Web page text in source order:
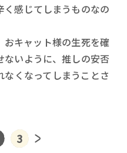
感じてしまうものなの
キャット様の生死を確
いように、推しの安否
くなってしまうことさ
3